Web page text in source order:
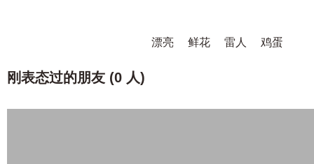
漂亮 鲜花 雷人 鸡蛋
刚表态过的朋友 (0 人)